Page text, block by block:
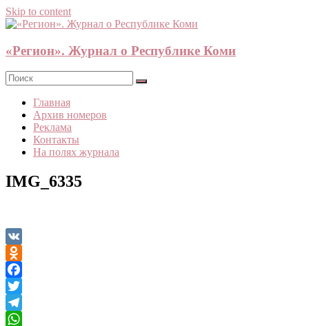
Skip to content
«Регион». Журнал о Республике Коми
Главная
Архив номеров
Реклама
Контакты
На полях журнала
IMG_6335
VK
Odnoklassniki
Facebook
Twitter
Telegram